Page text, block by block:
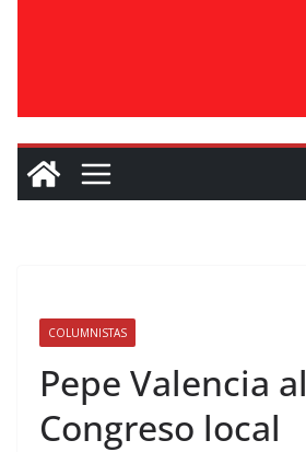
COLUMNISTAS
Pepe Valencia al
Congreso local